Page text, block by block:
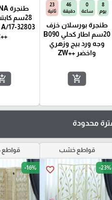
8
يوم
0
ساعة
46
دقيقة
22
ثانية
طنجرة بورسلان خزف
20سم اطار كحلي B090
وجه ورد بيج وزهري
واخضر ++ZW
add_shopping_cart
28سم
++2
محدودة
قواطع خشب
favorite_border -23%
-16%